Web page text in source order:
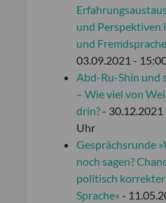
und
und
03.09.2021 -
Abd-Ru-Shin und
– Wie viel von
drin?-
Uhr
Gesprächsrunde
noch sagen?
politisch
Sprache« -